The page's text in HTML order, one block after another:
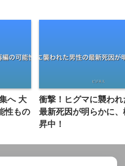
へ 大
性もの
衝撃！ヒグマに襲わ
最新死因が明らかに
昇中！